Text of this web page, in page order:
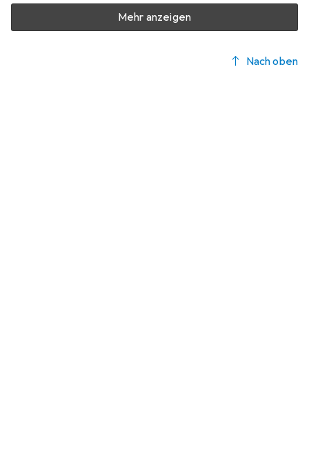
Mehr anzeigen
Nach oben